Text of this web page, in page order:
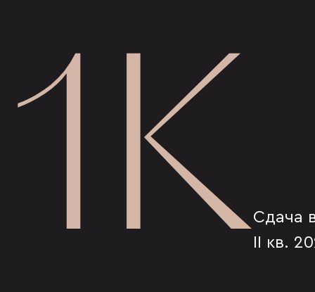
1КСдача
II кв.